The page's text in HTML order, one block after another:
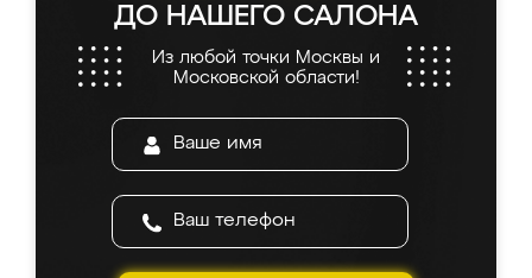
ДО НАШЕГО САЛОНА
Из любой точки Москвы и
Московской области!